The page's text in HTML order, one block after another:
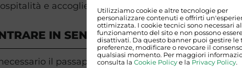
Utilizziamo cookie e altre tecnologie per
personalizzare contenuti e offrirti
ottimizzata. I cookie tecnici sono necessari
funzionamento del sito e non possono
disattivati. Da questo banner puoi gestire le
preferenze, modificare o revocare il
qualsiasi momento. Per maggiori
consulta la Cookie Policye la Privacy Policy.
ospitalità e accoglienza, entrerai a far parte delle
IN SENEGAL: DOCUMENTI E
il passaporto, con validità residua di